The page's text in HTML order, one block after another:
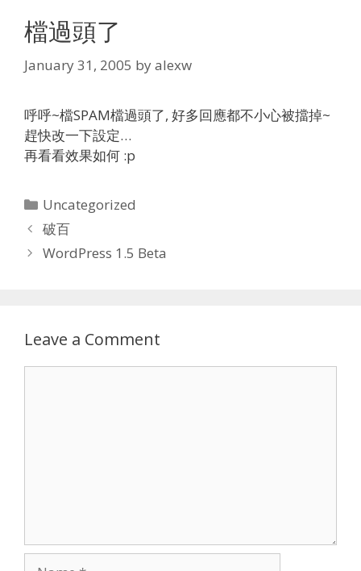
檔過頭了
January 31, 2005 byalexw
呼呼~檔SPAM檔過頭了, 好多回應都不小心被擋掉~
趕快改一下設定…
再看看效果如何 :p
Categories
Uncategorized
破百
WordPress 1.5 Beta
Leave a Comment